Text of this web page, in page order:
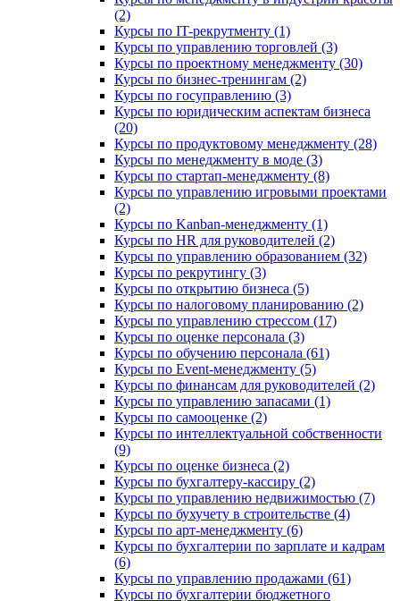
(2)
Курсы по IT-рекрутменту (1)
Курсы по управлению торговлей (3)
Курсы по проектному менеджменту (30)
Курсы по бизнес-тренингам (2)
Курсы по госуправлению (3)
Курсы по юридическим аспектам бизнеса
(20)
Курсы по продуктовому менеджменту (28)
Курсы по менеджменту в моде (3)
Курсы по стартап-менеджменту (8)
Курсы по управлению игровыми проектами
(2)
Курсы по Kanban-менеджменту (1)
Курсы по HR для руководителей (2)
Курсы по управлению образованием (32)
Курсы по рекрутингу (3)
Курсы по открытию бизнеса (5)
Курсы по налоговому планированию (2)
Курсы по управлению стрессом (17)
Курсы по оценке персонала (3)
Курсы по обучению персонала (61)
Курсы по Event-менеджменту (5)
Курсы по финансам для руководителей (2)
Курсы по управлению запасами (1)
Курсы по самооценке (2)
Курсы по интеллектуальной собственности
(9)
Курсы по оценке бизнеса (2)
Курсы по бухгалтеру-кассиру (2)
Курсы по управлению недвижимостью (7)
Курсы по бухучету в строительстве (4)
Курсы по арт-менеджменту (6)
Курсы по бухгалтерии по зарплате и кадрам
(6)
Курсы по управлению продажами (61)
Курсы по бухгалтерии бюджетного